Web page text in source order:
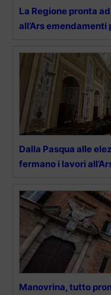
La Regione pronta
all’Ars
Dalla Pasqua alle
fermano i lavori
Manovrina, tutto